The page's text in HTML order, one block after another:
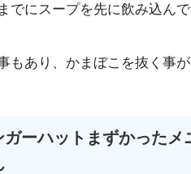
でにスープを先に飲み込ん
もあり、かまぼこを抜く事
ーハットまずかった